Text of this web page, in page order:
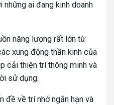
ai đang kinh doanh
năng lượng rất lớn từ
xung động thần kinh của
cải thiện trí thông minh và
sử dụng.
đề về trí nhớ ngắn hạn và